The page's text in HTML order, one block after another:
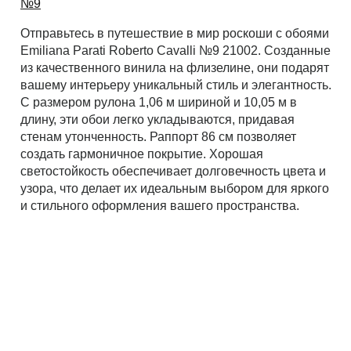
Рассчитать
№9
Отправьтесь в путешествие в мир роскоши с обоями
Emiliana Parati Roberto Cavalli №9 21002. Созданные
из качественного винила на флизелине, они подарят
вашему интерьеру уникальный стиль и элегантность.
С размером рулона 1,06 м шириной и 10,05 м в
длину, эти обои легко укладываются, придавая
стенам утонченность. Раппорт 86 см позволяет
создать гармоничное покрытие. Хорошая
светостойкость обеспечивает долговечность цвета и
узора, что делает их идеальным выбором для яркого
и стильного оформления вашего пространства.